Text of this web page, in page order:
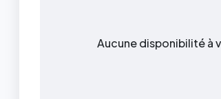
Aucune disponibilité à